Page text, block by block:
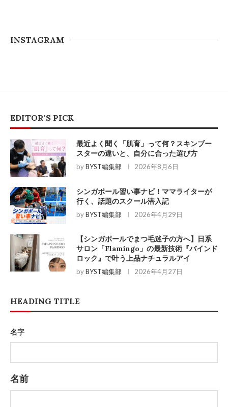
INSTAGRAM
EDITOR'S PICK
最近よく聞く「肌育」って何？スキンブー
スターの違いと、自分に合った選び方
byBYST編集部 2026年8月6日
シンガポール習い事ナビ！ママライターが
行く、話題のスクール潜入記
byBYST編集部 2026年4月29日
【シンガポールでまつ毛迷子の方へ】日系
サロン「Flamingo」の最新技術『バインド
ロック』で叶う上品ナチュラルアイ
byBYST編集部 2026年4月27日
HEADING TITLE
名字
名前